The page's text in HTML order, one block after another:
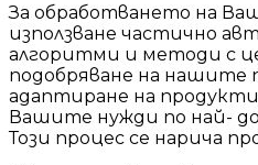
За обработването на
използване частично
алгоритми и методи с
подобряване на нашите
адаптиране на
Вашите нужди по най-
Този процес се нарича